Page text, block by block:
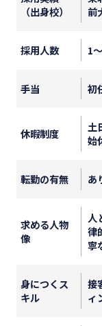
（出身校）
前
採用人数 1
手当 初
休暇制度
土
始
転勤の有無 あ
求める人物
像
人
律
寧
身につくス
キル
接
ィ